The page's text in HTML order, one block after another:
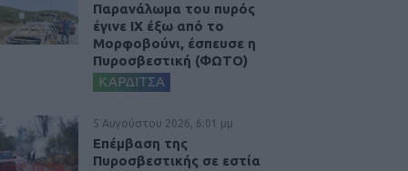
Παρανάλωμα του πυρός
έγινε ΙΧ έξω από το
Μορφοβούνι, έσπευσε η
Πυροσβεστική (ΦΩΤΟ)
ΚΑΡΔΙΤΣΑ
5 Αυγούστου 2026, 6:01 μμ
Επέμβαση της
Πυροσβεστικής σε εστία